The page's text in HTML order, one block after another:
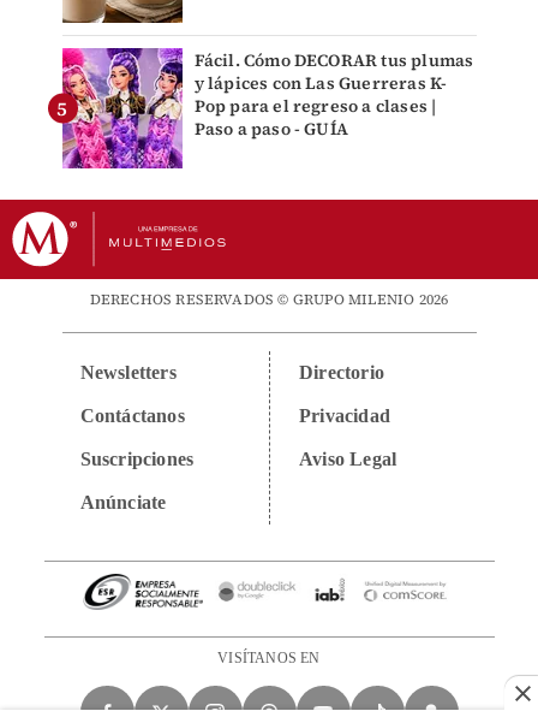
Fácil. Cómo DECORAR tus plumas
y lápices con Las Guerreras K-
Pop para el regreso a clases |
Paso a paso - GUÍA
DERECHOS RESERVADOS © GRUPO MILENIO 2026
Newsletters
Contáctanos
Suscripciones
Anúnciate
Directorio
Privacidad
Aviso Legal
VISÍTANOS EN